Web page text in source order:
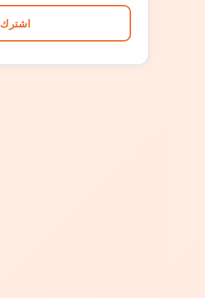
اشترك